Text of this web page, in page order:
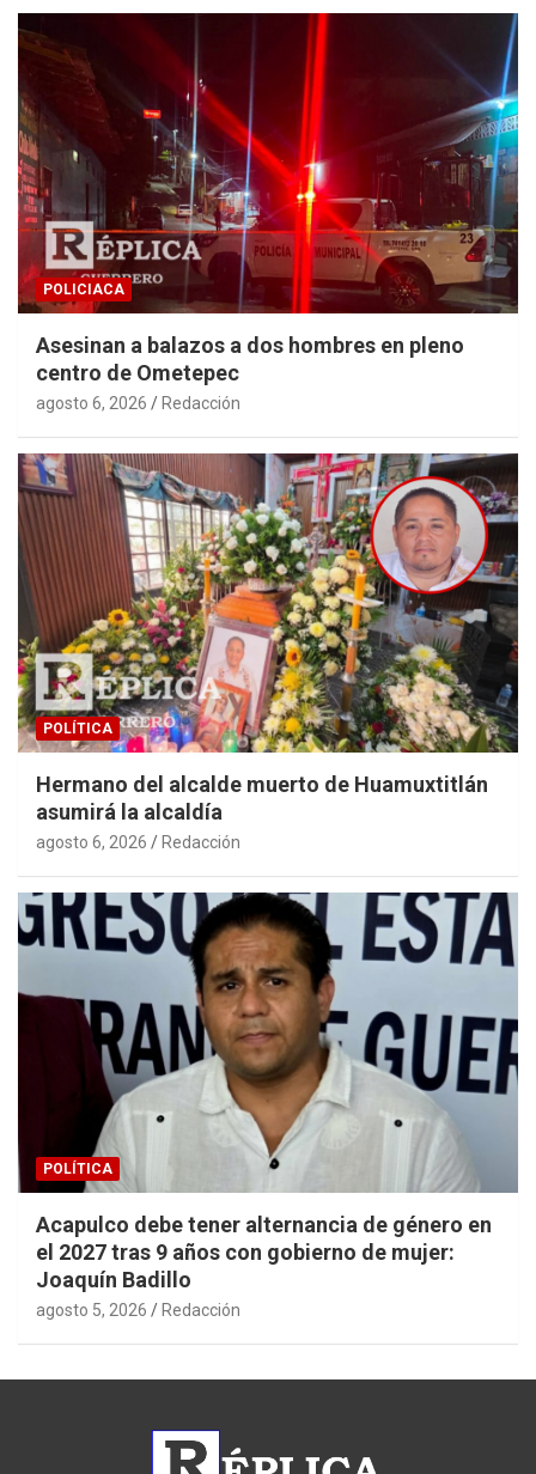
POLICIACA
Asesinan a balazos a dos hombres en pleno
centro de Ometepec
agosto 6, 2026 Redacción
POLÍTICA
Hermano del alcalde muerto de Huamuxtitlán
asumirá la alcaldía
agosto 6, 2026 Redacción
POLÍTICA
Acapulco debe tener alternancia de género en
el 2027 tras 9 años con gobierno de mujer:
Joaquín Badillo
agosto 5, 2026 Redacción